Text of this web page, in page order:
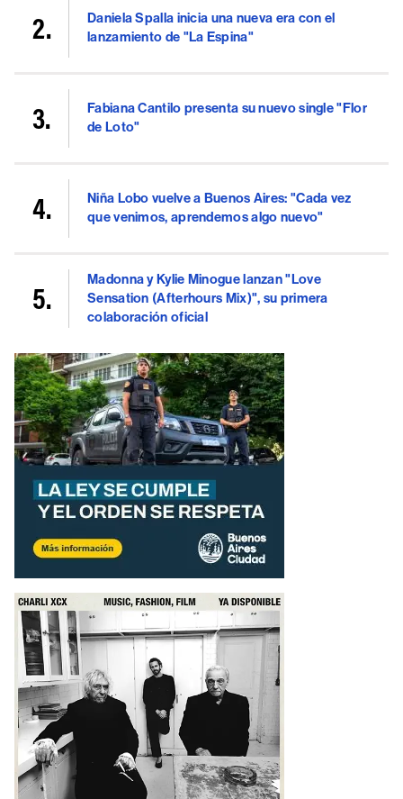
Daniela Spalla inicia una nueva era con el
lanzamiento de "La Espina"
Fabiana Cantilo presenta su nuevo single "Flor
de Loto"
Niña Lobo vuelve a Buenos Aires: "Cada vez
que venimos, aprendemos algo nuevo"
Madonna y Kylie Minogue lanzan "Love
Sensation (Afterhours Mix)", su primera
colaboración oficial